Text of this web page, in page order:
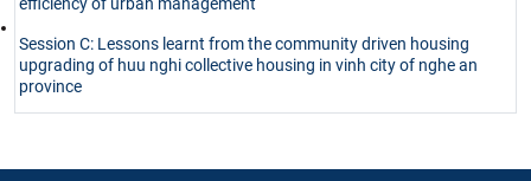
Session C: Lessons learnt from the community driven housing
upgrading of huu nghi collective housing in vinh city of nghe an
province